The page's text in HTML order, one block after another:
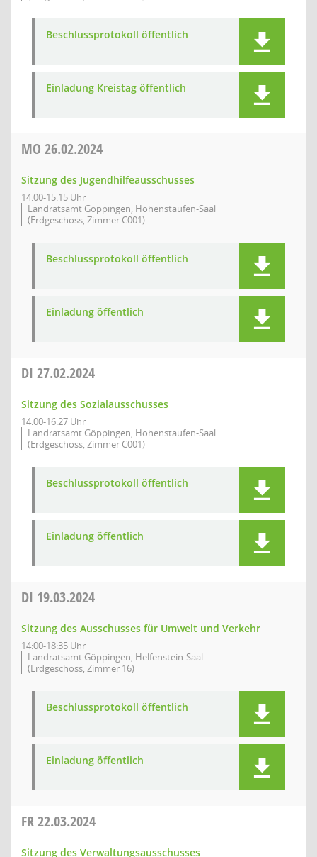
Beschlussprotokoll öffentlich
Einladung Kreistag öffentlich
MO 26.02.2024
Sitzung des Jugendhilfeausschusses
14:00-15:15 Uhr
Landratsamt Göppingen, Hohenstaufen-Saal
(Erdgeschoss, Zimmer C001)
Beschlussprotokoll öffentlich
Einladung öffentlich
DI 27.02.2024
Sitzung des Sozialausschusses
14:00-16:27 Uhr
Landratsamt Göppingen, Hohenstaufen-Saal
(Erdgeschoss, Zimmer C001)
Beschlussprotokoll öffentlich
Einladung öffentlich
DI 19.03.2024
Sitzung des Ausschusses für Umwelt und Verkehr
14:00-18:35 Uhr
Landratsamt Göppingen, Helfenstein-Saal
(Erdgeschoss, Zimmer 16)
Beschlussprotokoll öffentlich
Einladung öffentlich
FR22.03.2024
Sitzung des Verwaltungsausschusses